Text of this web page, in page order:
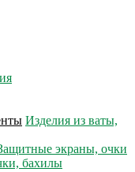
Изделия из ваты,
экраны, очки
бахилы